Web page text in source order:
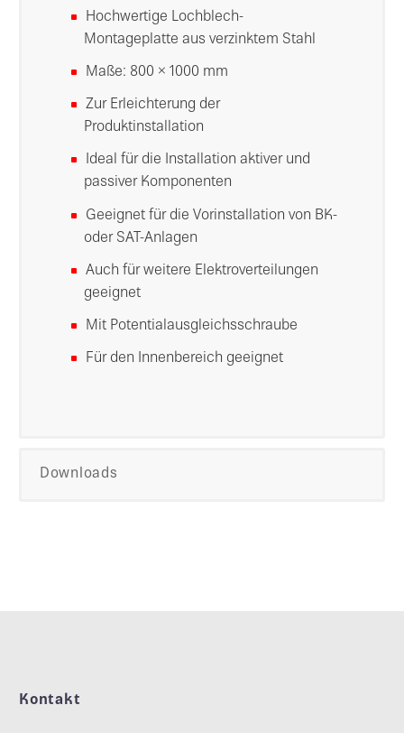
Hochwertige Lochblech-
Montageplatte aus verzinktem Stahl
Maße: 800 × 1000 mm
Zur Erleichterung der
Produktinstallation
Ideal für die Installation aktiver und
passiver Komponenten
Geeignet für die Vorinstallation von BK-
oder SAT-Anlagen
Auch für weitere Elektroverteilungen
geeignet
Mit Potentialausgleichsschraube
Für den Innenbereich geeignet
Downloads
Kontakt